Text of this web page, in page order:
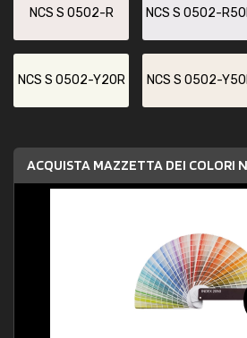
NCS S 0502-R NCS S 0502-
NCS S 0502-Y20R NCS S 0502-
ACQUISTA MAZZETTA DEI COLORI